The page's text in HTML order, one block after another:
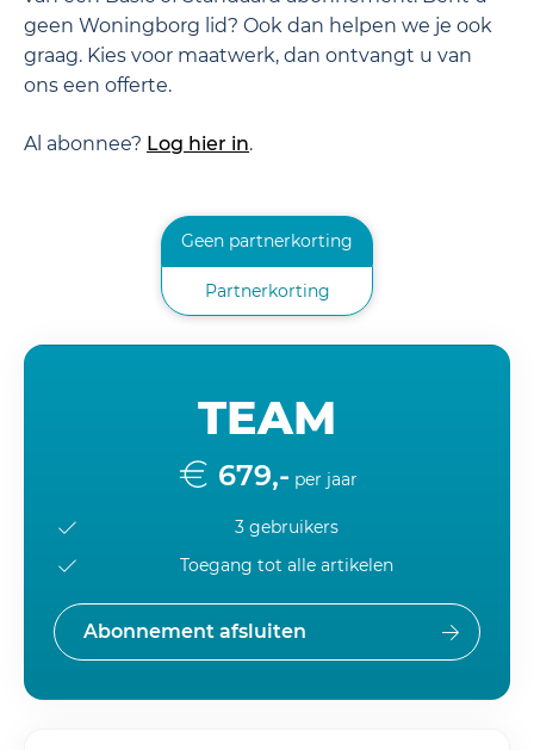
geen Woningborg lid? Ook dan helpen we je ook
graag. Kies voor maatwerk, dan ontvangt u van
ons een offerte.
Al abonnee? Log hier in.
Geen partnerkorting
Partnerkorting
TEAM
679,- per jaar
3 gebruikers
Toegang tot alle artikelen
Abonnement afsluiten